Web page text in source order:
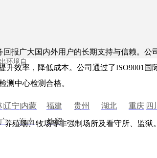
年营收
起一道
环境自
|辽宁|内蒙 福建 贵州 湖北 重庆| 四
海南
外贸
报广大国内外用户的长期支持与信赖。公
效率，降低成本。公司通过了ISO9001国
测中心检测合格。
殖场、牧场等非强制场所及看守所、监狱